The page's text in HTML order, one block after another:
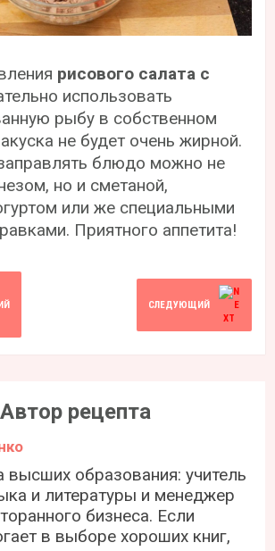
рисового салата с
использовать
рыбу в собственном
не будет очень жирной.
блюдо можно не
но и сметаной,
или же специальными
Приятного аппетита!
СЛЕДУЮЩИЙ
Автор рецепта
образования: учитель
и литературы и менеджер
бизнеса. Если
в выборе хороших книг,